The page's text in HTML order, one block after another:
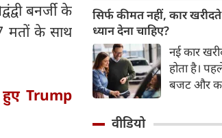
बनर्जी के
मतों के साथ
हुए Trump
200 अरब
सिर्फ कीमत नहीं, कार
ध्यान देना चाहिए?
नई कार
होता है।
बजट और
वीडियो